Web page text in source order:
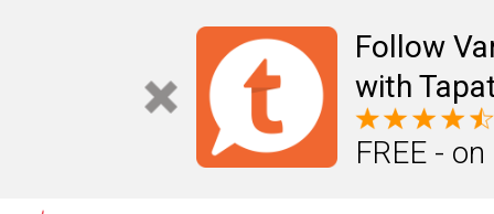
Follow
with
FREE -